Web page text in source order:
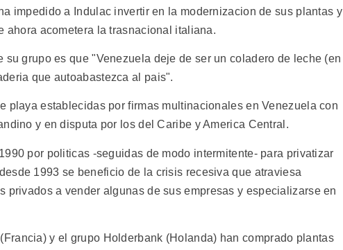
impedido a Indulac invertir en la modernizacion de sus plantas y
ahora acometera la trasnacional italiana.
su grupo es que "Venezuela deje de ser un coladero de leche (en
que autoabastezca al pais".
playa establecidas por firmas multinacionales en Venezuela con
y en disputa por los del Caribe y America Central.
por politicas -seguidas de modo intermitente- para privatizar
1993 se beneficio de la crisis recesiva que atraviesa
privados a vender algunas de sus empresas y especializarse en
y el grupo Holderbank (Holanda) han comprado plantas